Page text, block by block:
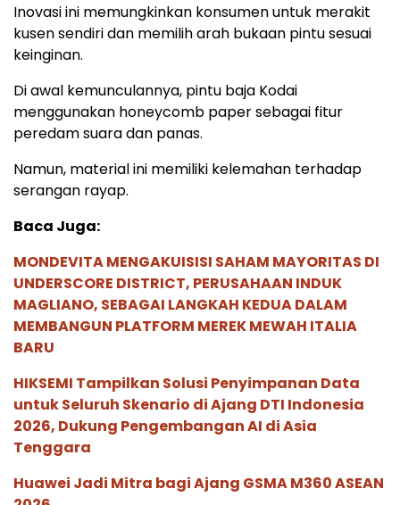
Inovasi ini memungkinkan konsumen untuk merakit
kusen sendiri dan memilih arah bukaan pintu sesuai
keinginan.
Di awal kemunculannya, pintu baja Kodai
menggunakan honeycomb paper sebagai fitur
peredam suara dan panas.
Namun, material ini memiliki kelemahan terhadap
serangan rayap.
Baca Juga:
MONDEVITA MENGAKUISISI SAHAM MAYORITAS DI
UNDERSCORE DISTRICT, PERUSAHAAN INDUK
MAGLIANO, SEBAGAI LANGKAH KEDUA DALAM
MEMBANGUN PLATFORM MEREK MEWAH ITALIA
BARU
HIKSEMI Tampilkan Solusi Penyimpanan Data
untuk Seluruh Skenario di Ajang DTI Indonesia
2026, Dukung Pengembangan AI di Asia
Tenggara
Huawei Jadi Mitra bagi Ajang GSMA M360 ASEAN